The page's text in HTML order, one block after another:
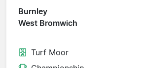
Burnley
West Bromwich
Turf Moor